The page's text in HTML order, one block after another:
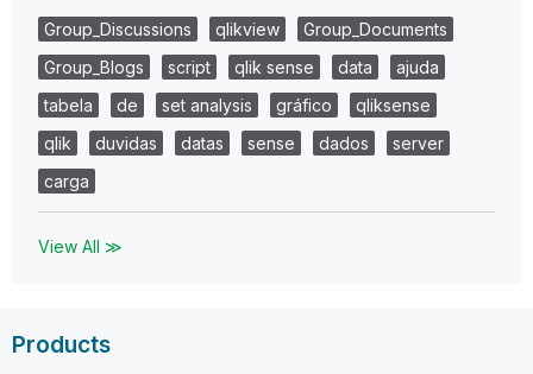
Group_Discussions qlikview
Group_Documents
Group_Blogs
script qlik sense data
ajuda
tabela
de set analysis gráfico
qliksense
qlik
duvidas datas sense dados
server
carga
View All ≫
Products